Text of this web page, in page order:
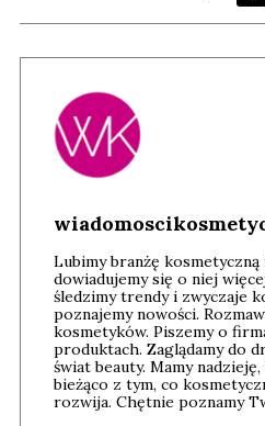
Lubimy branżę kosmetyczną
dowiadujemy się o niej
śledzimy trendy i zwyczaje
poznajemy nowości.
kosmetyków. Piszemy o
produktach. Zaglądamy do
świat beauty. Mamy
bieżąco z tym, co
rozwija. Chętnie poznamy